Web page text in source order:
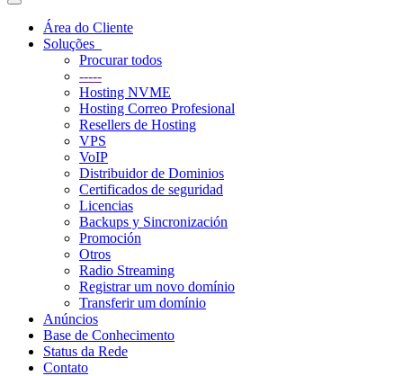
Alternar
navegaçãoÁrea do Cliente
Soluções
Procurar todos
-----
Hosting NVME
Hosting Correo Profesional
Resellers de Hosting
VPS
VoIP
Distribuidor de Dominios
Certificados de seguridad
Licencias
Backups y Sincronización
Promoción
Otros
Radio Streaming
Registrar um novo domínio
Transferir um domínio
Anúncios
Base de Conhecimento
Status da Rede
Contato